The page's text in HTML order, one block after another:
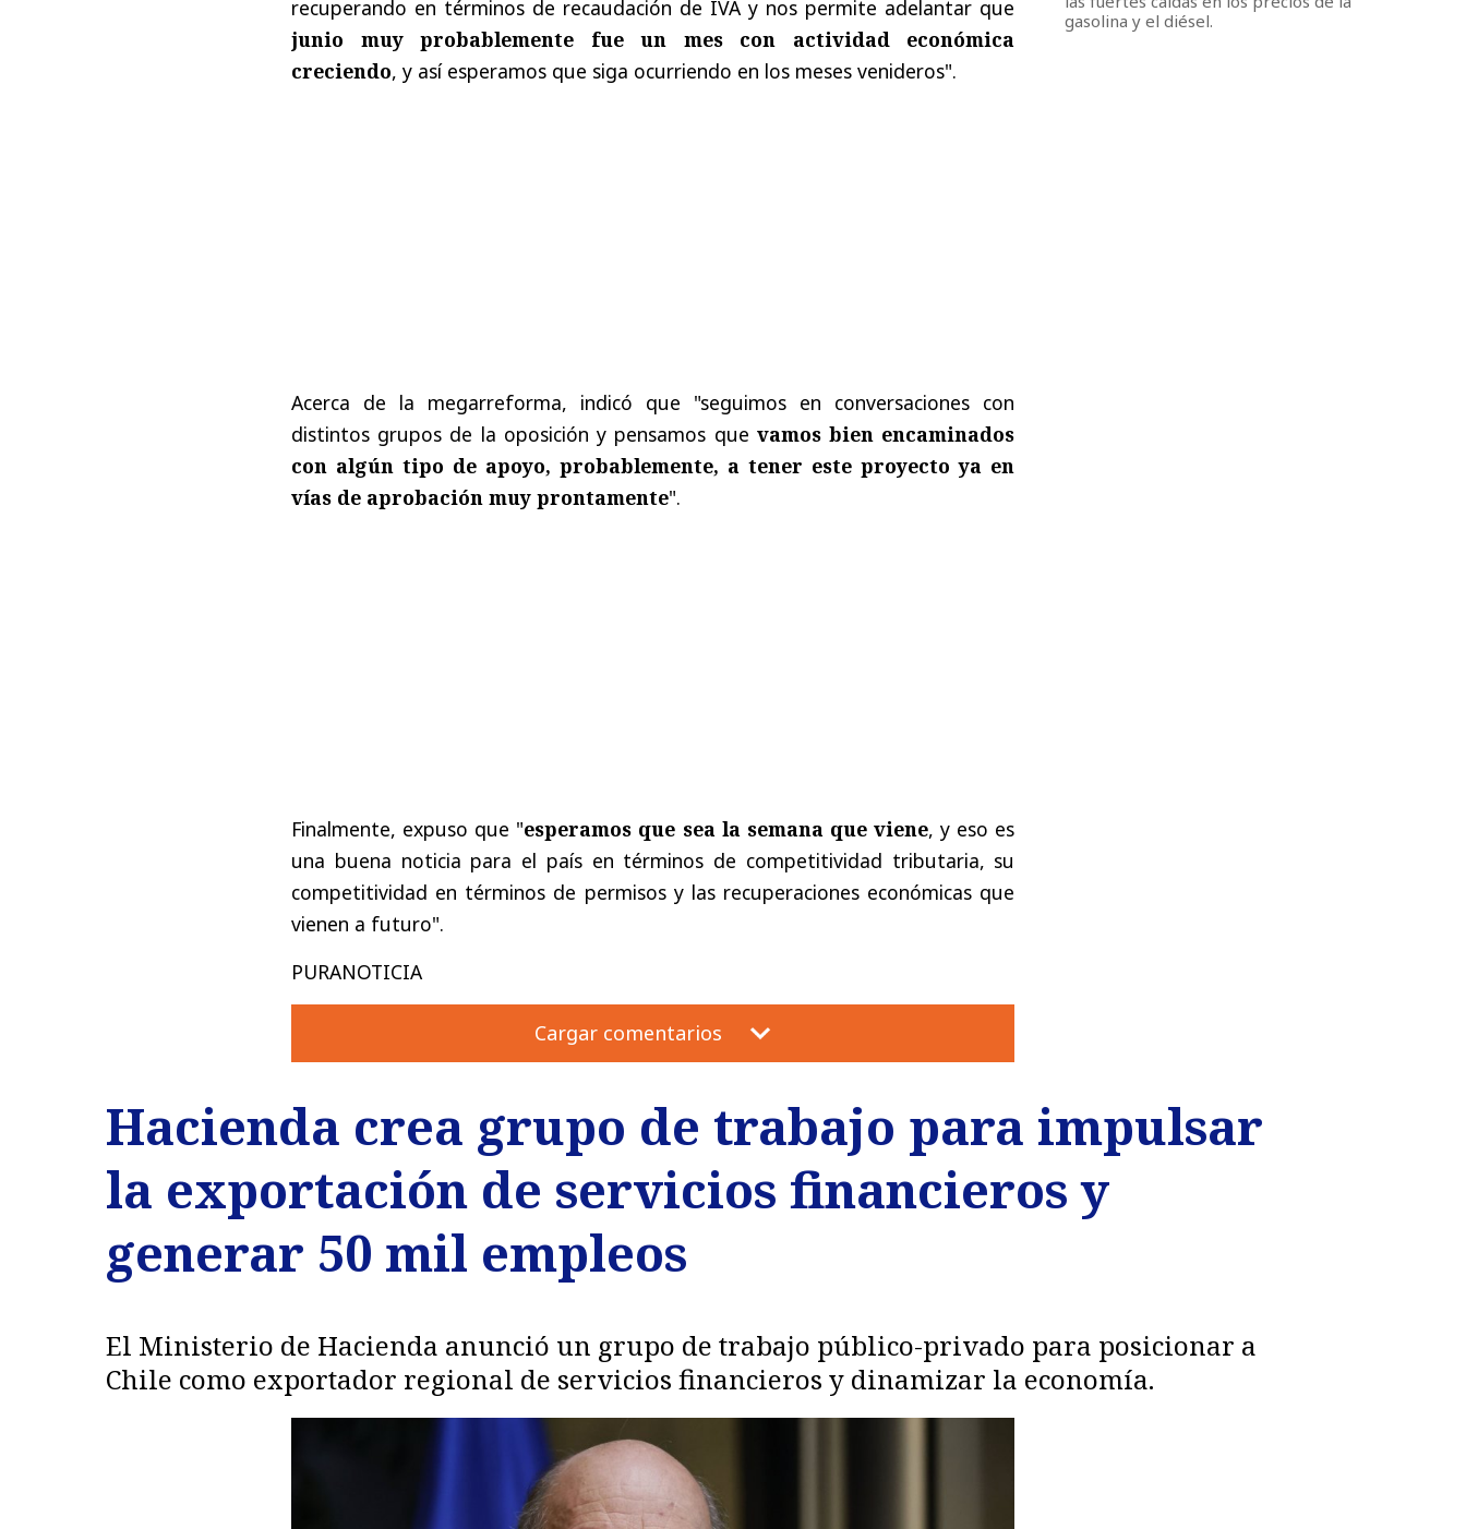
recuperando en términos de recaudación de IVA y nos permite adelantar que
junio muy probablemente fue un mes con actividad económica
creciendo, y así esperamos que siga ocurriendo en los meses venideros".
Acerca de la megarreforma, indicó que "seguimos en conversaciones con
distintos grupos de la oposición y pensamos que vamos bien encaminados
con algún tipo de apoyo, probablemente, a tener este proyecto ya en
vías de aprobación muy prontamente".
Finalmente, expuso que "esperamos que sea la semana que viene, y eso es
una buena noticia para el país en términos de competitividad tributaria, su
competitividad en términos de permisos y las recuperaciones económicas que
vienen a futuro".
PURANOTICIA
Cargar comentarios
gasolina y el diésel.
Hacienda crea grupo de trabajo para impulsar
la exportación de servicios financieros y
generar 50 mil empleos
El Ministerio de Hacienda anunció un grupo de trabajo público-privado para posicionar a
Chile como exportador regional de servicios financieros y dinamizar la economía.